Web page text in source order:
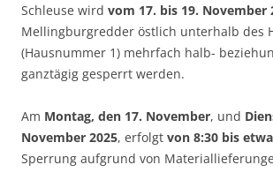
Schleuse wird vom 17. bis 19. November
Mellingburgredder östlich unterhalb des
(Hausnummer 1) mehrfach halb-
ganztägig gesperrt werden.
Am Montag, den 17. November, und
November 2025, erfolgt von 8:30 bis
Sperrung aufgrund von